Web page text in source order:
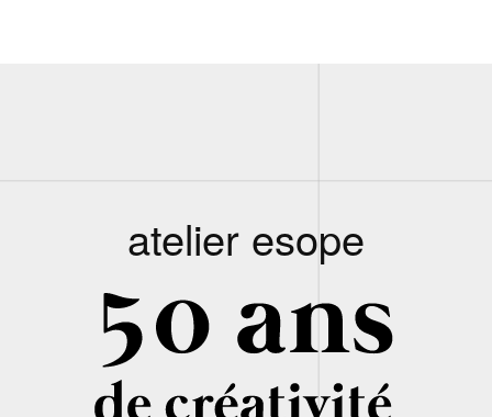
atelier esope